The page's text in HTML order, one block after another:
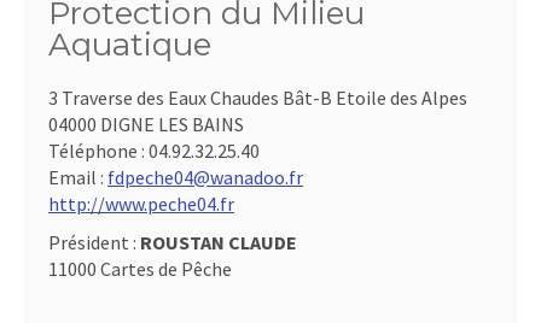
Protection du Milieu
Aquatique
3 Traverse des Eaux Chaudes Bât-B Etoile des Alpes
04000 DIGNE LES BAINS
Téléphone : 04.92.32.25.40
Email : fdpeche04@wanadoo.fr
http://www.peche04.fr
Président : ROUSTAN CLAUDE
11000 Cartes de Pêche